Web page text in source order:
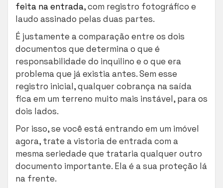
feita na entrada, com registro fotográfico e
laudo assinado pelas duas partes.
É justamente a comparação entre os dois
documentos que determina o que é
responsabilidade do inquilino e o que era
problema que já existia antes. Sem esse
registro inicial, qualquer cobrança na saída
fica em um terreno muito mais instável, para os
dois lados.
Por isso, se você está entrando em um imóvel
agora, trate a vistoria de entrada com a
mesma seriedade que trataria qualquer outro
documento importante. Ela é a sua proteção lá
na frente.